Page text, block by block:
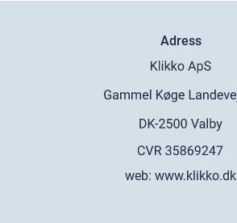
Adress
web: www.klikko.dk